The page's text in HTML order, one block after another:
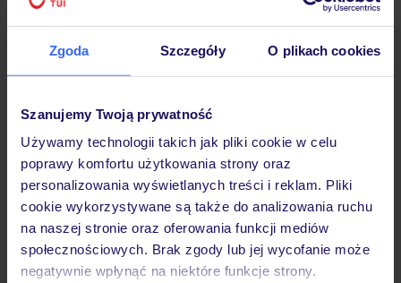
Zgoda Szczegóły O plikach cookies
Szanujemy Twoją prywatność
Używamy technologii takich jak pliki cookie w celu
poprawy komfortu użytkowania strony oraz
personalizowania wyświetlanych treści i reklam. Pliki
cookie wykorzystywane są także do analizowania ruchu
na naszej stronie oraz oferowania funkcji mediów
społecznościowych. Brak zgody lub jej wycofanie może
negatywnie wpłynąć na niektóre funkcje strony.
Pokoje
Wyżywienie